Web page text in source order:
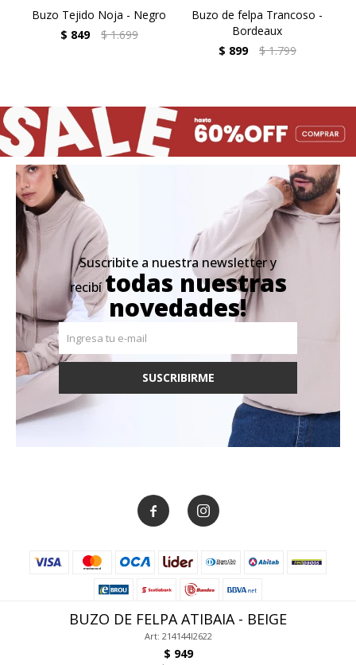
BUZO DE FELPA ATIBAIA - BEIGE
Art: 214144I2622
$ 949
Buzo Tejido Noja - Negro
$ 849 $ 1.699
Buzo de felpa Trancoso -
Bordeaux
$ 899 $ 1.799
Suscribite a nuestra newsletter y
recibítodas nuestras
novedades!
SUSCRIBIRME
 